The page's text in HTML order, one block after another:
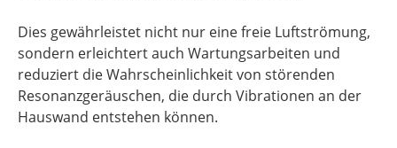
Dies gewährleistet nicht nur eine freie Luftströmung,
sondern erleichtert auch Wartungsarbeiten und
reduziert die Wahrscheinlichkeit von störenden
Resonanzgeräuschen, die durch Vibrationen an der
Hauswand entstehen können.